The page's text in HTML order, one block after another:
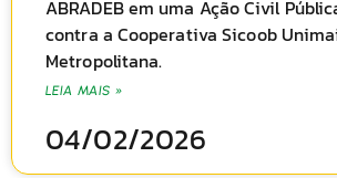
ABRADEB em uma Ação Civil
contra a Cooperativa Sicoob
Metropolitana.
LEIA MAIS »
04/02/2026